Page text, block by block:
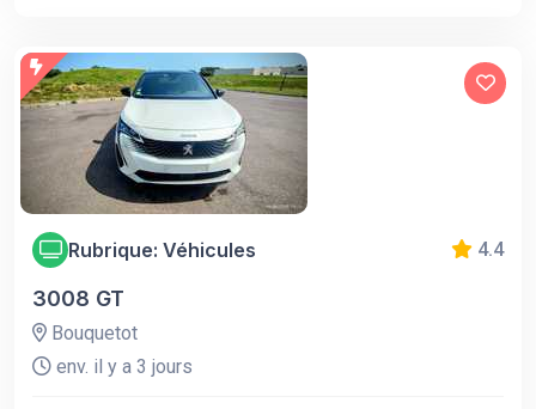
Rubrique: Véhicules 4.4
3008 GT
Bouquetot
env. il y a 3 jours